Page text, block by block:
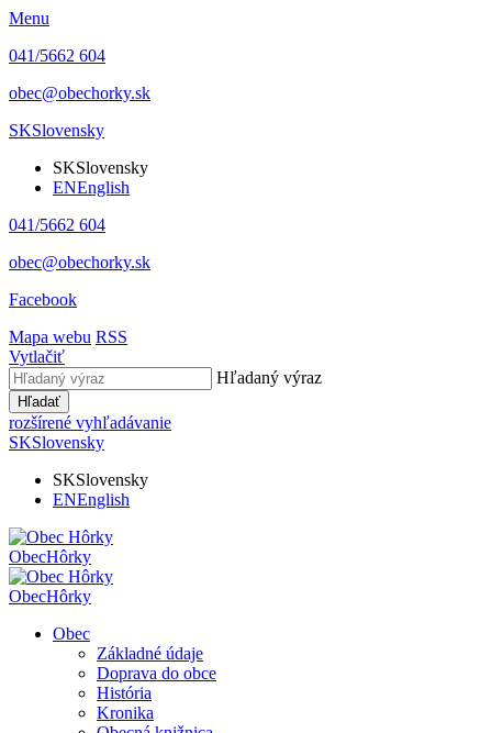
Menu
041/5662 604
obec@obechorky.sk
SKSlovensky
SKSlovensky
ENEnglish
041/5662 604
obec@obechorky.sk
Facebook
Mapa webu RSS
Vytlačiť
Hľadaný výraz
Hľadať
rozšírené vyhľadávanie
SKSlovensky
SKSlovensky
ENEnglish
ObecHôrky
ObecHôrky
Obec
Základné údaje
Doprava do obce
História
Kronika